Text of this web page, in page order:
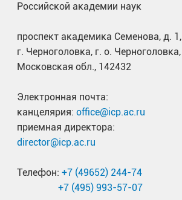
Российской академии наук
проспект академика Семенова, д. 1,
г. Черноголовка, г. о. Черноголовка,
Московская обл., 142432
Электронная почта:
канцелярия: office@icp.ac.ru
приемная директора:
director@icp.ac.ru
Телефон: +7 (49652) 244-74
+7 (495) 993-57-07